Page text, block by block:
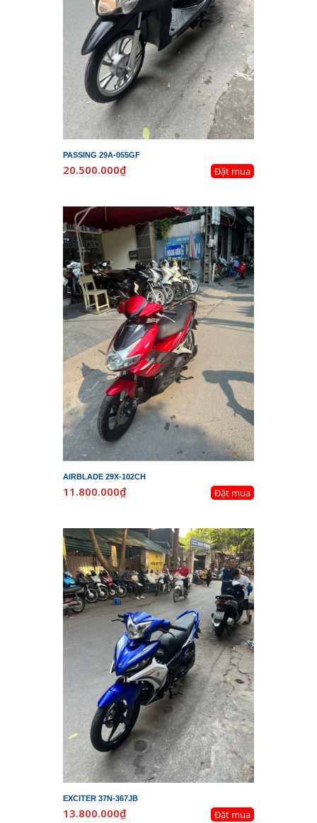
PASSING 29A-055GF
20.500.000₫ Đặt mua
AIRBLADE 29X-102CH
11.800.000₫ Đặt mua
EXCITER 37N-367JB
13.800.000₫ Đặt mua